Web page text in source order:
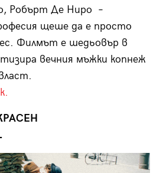
Робърт Де Ниро –
щеше да е просто
Филмът е шедьовър в
вечния мъжки копнеж